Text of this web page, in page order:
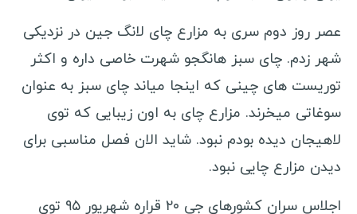
جمهوری دومینیکن
هائیتی
گواتمالا
بلیز
آرژانتین
عصر روز دوم سری به مزارع چای لانگ جین در نزدیكی
شهر زدم. چای سبز هانگجو شهرت خاصی داره و اكثر
توریست های چینی كه اینجا میاند چای سبز به عنوان
سوغاتی میخرند. مزارع چای به اون زیبایی كه توی
لاهیجان دیده بودم نبود. شاید الان فصل مناسبی برای
دیدن مزارع چایی نبود.
اجلاس سران کشورهای جی ۲۰ قراره شهریور ۹۵ توی